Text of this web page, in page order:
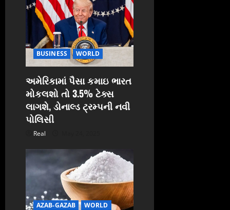
a
i
o
n
BUSINESS WORLD
અમેરિકામાં પૈસા કમાઇ ભારત
મોકલશો તો 3.5% ટેક્સ
લાગશે, ડોનાલ્ડ ટ્રમ્પની નવી
પોલિસી
Real
AZAB-GAZAB WORLD